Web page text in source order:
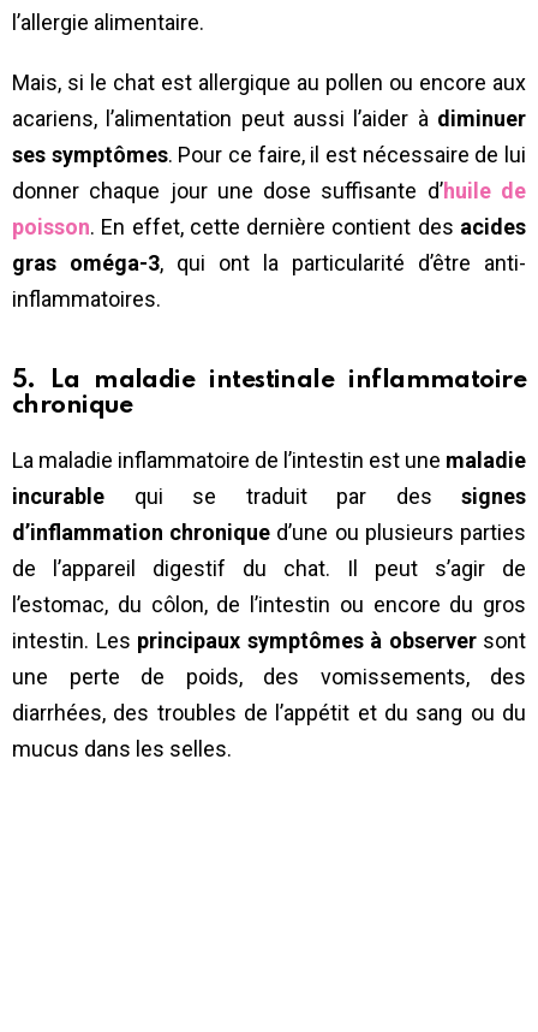
l’allergie alimentaire.
Mais, si le chat est allergique au pollen ou encore aux
acariens, l’alimentation peut aussi l’aider à diminuer
ses symptômes. Pour ce faire, il est nécessaire de lui
donner chaque jour une dose suffisante d’huile de
poisson. En effet, cette dernière contient des acides
gras oméga-3, qui ont la particularité d’être anti-
inflammatoires.
5. La maladie intestinale inflammatoire
chronique
La maladie inflammatoire de l’intestin est une maladie
incurable qui se traduit par des signes
d’inflammation chronique d’une ou plusieurs parties
de l’appareil digestif du chat. Il peut s’agir de
l’estomac, du côlon, de l’intestin ou encore du gros
intestin. Les principaux symptômes à observersont
une perte de poids, des vomissements, des
diarrhées, des troubles de l’appétit et du sang ou du
mucus dans les selles.